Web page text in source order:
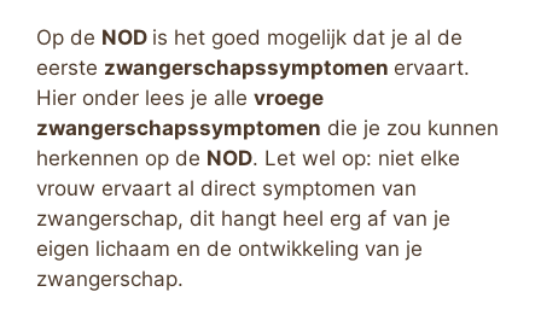
Op de NOD is het goed mogelijk dat je al de
eerste zwangerschapssymptomen ervaart.
Hier onder lees je alle vroege
zwangerschapssymptomen die je zou kunnen
herkennen op de NOD. Let wel op: niet elke
vrouw ervaart al direct symptomen van
zwangerschap, dit hangt heel erg af van je
eigen lichaam en de ontwikkeling van je
zwangerschap.